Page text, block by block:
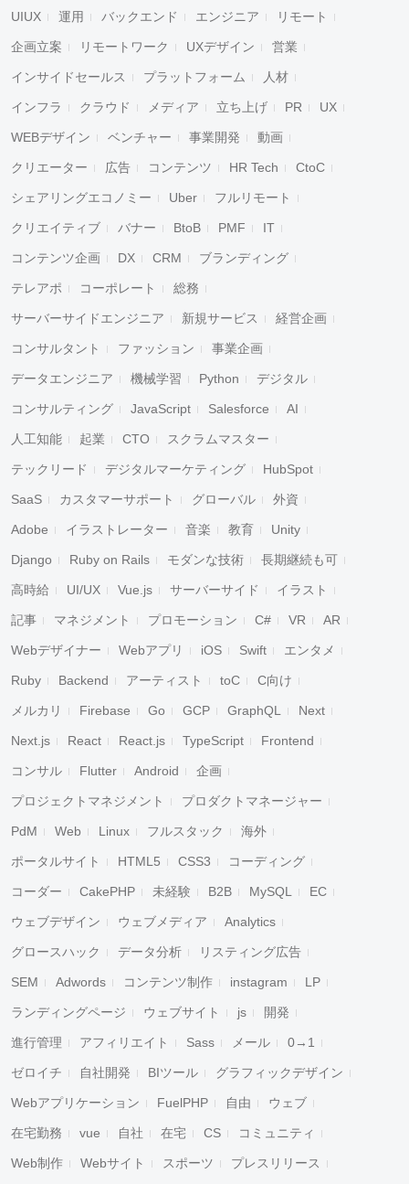
UIUX 運用 バックエンド エンジニア リモート
企画立案 リモートワーク UXデザイン 営業
インサイドセールス プラットフォーム 人材
インフラ クラウド メディア 立ち上げ PR UX
WEBデザイン ベンチャー 事業開発 動画
クリエーター 広告 コンテンツ HR Tech CtoC
シェアリングエコノミー Uber フルリモート
クリエイティブ バナー BtoB PMF IT
コンテンツ企画 DX CRM ブランディング
テレアポ コーポレート 総務
サーバーサイドエンジニア 新規サービス 経営企画
コンサルタント ファッション 事業企画
データエンジニア 機械学習 Python デジタル
コンサルティング JavaScript Salesforce AI
人工知能 起業 CTO スクラムマスター
テックリード デジタルマーケティング HubSpot
SaaS カスタマーサポート グローバル 外資
Adobe イラストレーター 音楽 教育 Unity
Django Ruby on Rails モダンな技術 長期継続も可
高時給 UI/UX Vue.js サーバーサイド イラスト
記事 マネジメント プロモーション C# VR AR
Webデザイナー Webアプリ iOS Swift エンタメ
Ruby Backend アーティスト toC C向け
メルカリ Firebase Go GCP GraphQL Next
Next.js React React.js TypeScript Frontend
コンサル Flutter Android 企画
プロジェクトマネジメント プロダクトマネージャー
PdM Web Linux フルスタック 海外
ポータルサイト HTML5 CSS3 コーディング
コーダー CakePHP 未経験 B2B MySQL EC
ウェブデザイン ウェブメディア Analytics
グロースハック データ分析 リスティング広告
SEM Adwords コンテンツ制作 instagram LP
ランディングページ ウェブサイト js 開発
進行管理 アフィリエイト Sass メール 0→1
ゼロイチ 自社開発 BIツール グラフィックデザイン
Webアプリケーション FuelPHP 自由 ウェブ
在宅勤務 vue 自社 在宅 CS コミュニティ
Web制作 Webサイト スポーツ プレスリリース